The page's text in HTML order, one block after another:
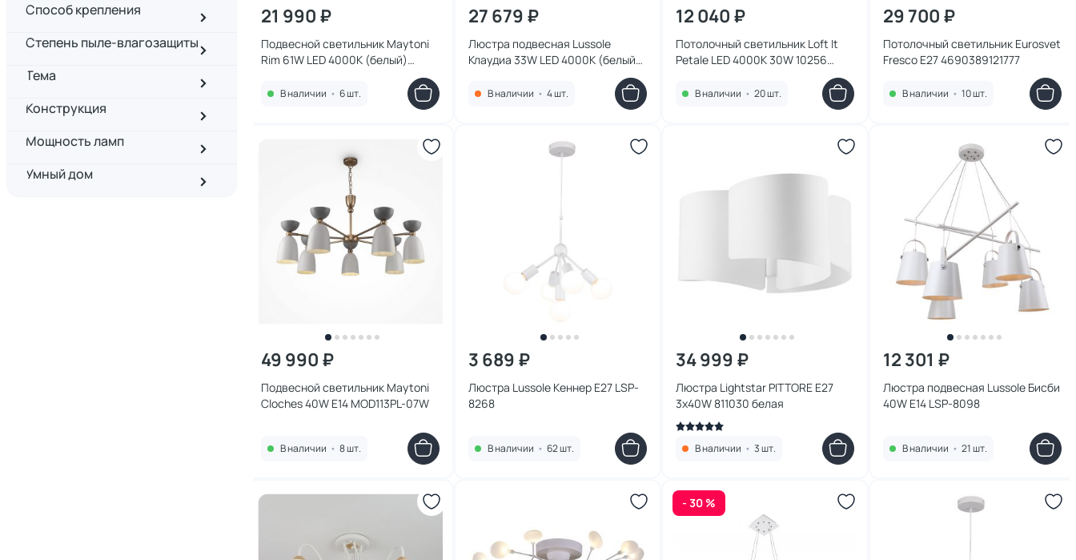
Способ крепления
Степень пыле-влагозащиты
Тема
Конструкция
Мощность ламп
Умный дом
21 990 ₽
Подвесной светильник Maytoni
Rim 61W LED 4000К (белый)
В наличии • 6 шт.
27 679 ₽
Люстра подвесная Lussole
Клаудиа 33W LED 4000К (белый)
В наличии • 4 шт.
12 040 ₽
Потолочный светильник Loft It
Petale LED 4000К 30W 10256
В наличии • 20 шт.
29 700 ₽
Потолочный светильник Eurosvet
Fresco E27 4690389121777
В наличии • 10 шт.
49 990 ₽
Подвесной светильник Maytoni
Cloches 40W E14 MOD113PL-07W
В наличии • 8 шт.
3 689 ₽
Люстра Lussole Кеннер E27 LSP-
8268
В наличии • 62 шт.
34 999 ₽
Люстра Lightstar PITTORE E27
3х40W 811030 белая
В наличии • 3 шт.
12 301 ₽
Люстра подвесная Lussole Бисби
40W E14 LSP-8098
В наличии • 21 шт.
- 30 %